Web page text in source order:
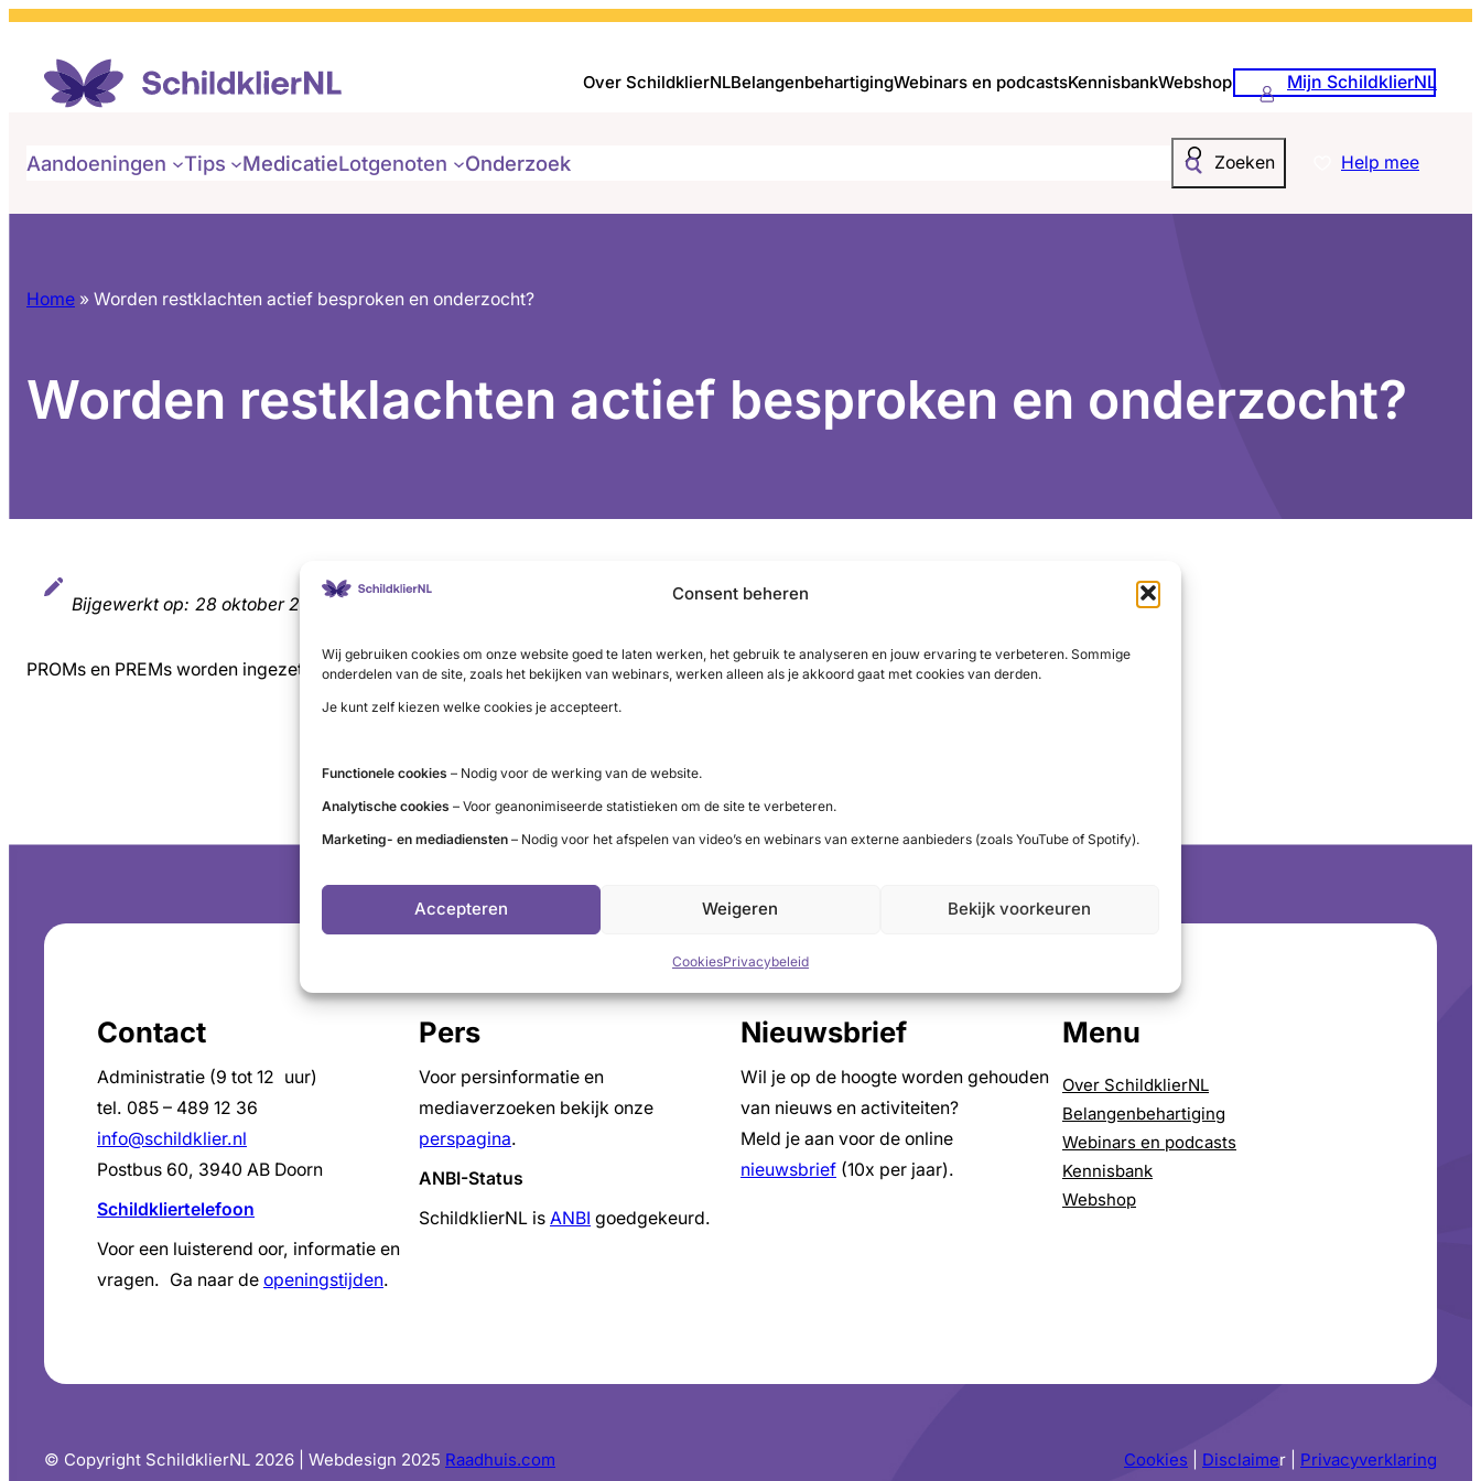
Consent beheren
Wij gebruiken cookies om onze website goed te laten werken, het gebruik te analyseren en jouw ervaring te verbeteren. Sommige
onderdelen van de site, zoals het bekijken van webinars, werken alleen als je akkoord gaat met cookies van derden.
Je kunt zelf kiezen welke cookies je accepteert.
Functionele cookies – Nodig voor de werking van de website.
Analytische cookies – Voor geanonimiseerde statistieken om de site te verbeteren.
Marketing- en mediadiensten – Nodig voor het afspelen van video’s en webinars van externe aanbieders (zoals YouTube of Spotify).
Accepteren Weigeren Bekijk voorkeuren
CookiesPrivacybeleid
Over SchildklierNLBelangenbehartigingWebinars en podcastsKennisbankWebshop Mijn SchildklierNL
Aandoeningen Tips MedicatieLotgenoten Onderzoek
Zoeken
Help mee
Home » Worden restklachten actief besproken en onderzocht?
Worden restklachten actief besproken en onderzocht?
Bijgewerkt op: 28 oktober 2025
PROMs en PREMs worden ingezet om kwaliteit van leven en klachten systematisch te monitoren.
LinkedIn
X YouTube
Instagram
Facebook
Contact
Administratie (9 tot 12 uur)
tel. 085 – 489 12 36
info@schildklier.nl
Postbus 60, 3940 AB Doorn
Schildkliertelefoon
Voor een luisterend oor, informatie en
vragen. Ga naar de openingstijden.
Pers
Voor persinformatie en
mediaverzoeken bekijk onze
perspagina.
ANBI-Status
SchildklierNL is ANBI goedgekeurd.
Nieuwsbrief
Wil je op de hoogte worden gehouden
van nieuws en activiteiten?
Meld je aan voor de online
nieuwsbrief (10x per jaar).
Menu
Over SchildklierNL
Belangenbehartiging
Webinars en podcasts
Kennisbank
Webshop
© Copyright SchildklierNL 2026 | Webdesign 2025 Raadhuis.com Cookies Disclaimer | Privacyverklaring